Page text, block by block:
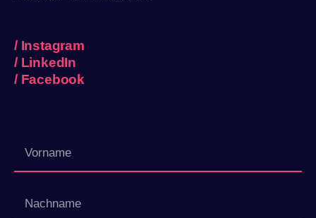
/ Instagram
/ LinkedIn
/ Facebook